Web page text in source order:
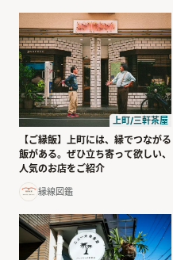
上町/三軒茶屋
【ご縁飯】上町には、縁でつながる
飯がある。ぜひ立ち寄って欲しい、
人気のお店をご紹介
縁線図鑑